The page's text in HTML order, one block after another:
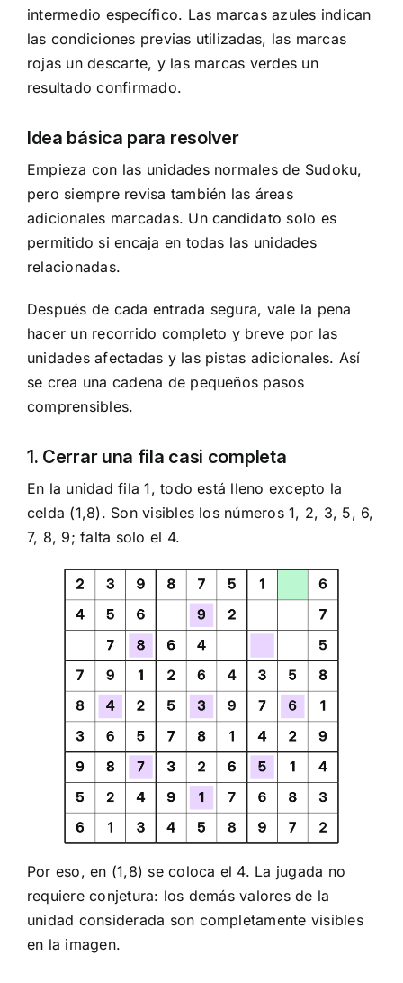
intermedio específico. Las marcas azules indican
las condiciones previas utilizadas, las marcas
rojas un descarte, y las marcas verdes un
resultado confirmado.
Idea básica para resolver
Empieza con las unidades normales de Sudoku,
pero siempre revisa también las áreas
adicionales marcadas. Un candidato solo es
permitido si encaja en todas las unidades
relacionadas.
Después de cada entrada segura, vale la pena
hacer un recorrido completo y breve por las
unidades afectadas y las pistas adicionales. Así
se crea una cadena de pequeños pasos
comprensibles.
1. Cerrar una fila casi completa
En la unidad fila 1, todo está lleno excepto la
celda (1,8). Son visibles los números 1, 2, 3, 5, 6,
7, 8, 9; falta solo el 4.
Por eso, en (1,8) se coloca el 4. La jugada no
requiere conjetura: los demás valores de la
unidad considerada son completamente visibles
en la imagen.